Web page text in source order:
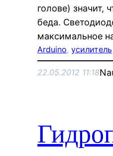
голове) значит,
беда.
максимальное
Arduino, усилитель
22.05.2012 11:18